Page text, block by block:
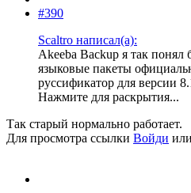
#390
Scaltro написал(а):
Akeeba Backup я так понял
языковые пакеты
руссификатор для версии
Нажмите для раскрытия...
Так старый нормально работает.
Для просмотра ссылки Войди или